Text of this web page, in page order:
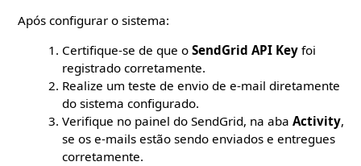
Após configurar o sistema:
Certifique-se de que oSendGrid API Key foi
registrado corretamente.
Realize um teste de envio de e-mail diretamente
do sistema configurado.
Verifique no painel do SendGrid, na abaActivity,
se os e-mails estão sendo enviados e entregues
corretamente.